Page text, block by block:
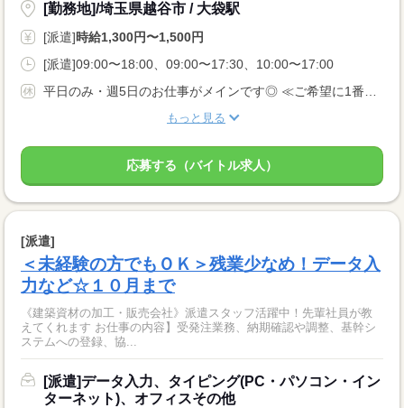
[勤務地]/埼玉県越谷市 / 大袋駅
[派遣]時給1,300円〜1,500円
[派遣]09:00〜18:00、09:00〜17:30、10:00〜17:00
平日のみ・週5日のお仕事がメインです◎ ≪ご希望に1番近いお仕事をご紹介いたします♪≫
もっと見る
応募する（バイトル求人）
[派遣]
＜未経験の方でもＯＫ＞残業少なめ！データ入
力など☆１０月まで
《建築資材の加工・販売会社》派遣スタッフ活躍中！先輩社員が教
えてくれます お仕事の内容】受発注業務、納期確認や調整、基幹シ
ステムへの登録、協...
[派遣]データ入力、タイピング(PC・パソコン・イン
ターネット)、オフィスその他